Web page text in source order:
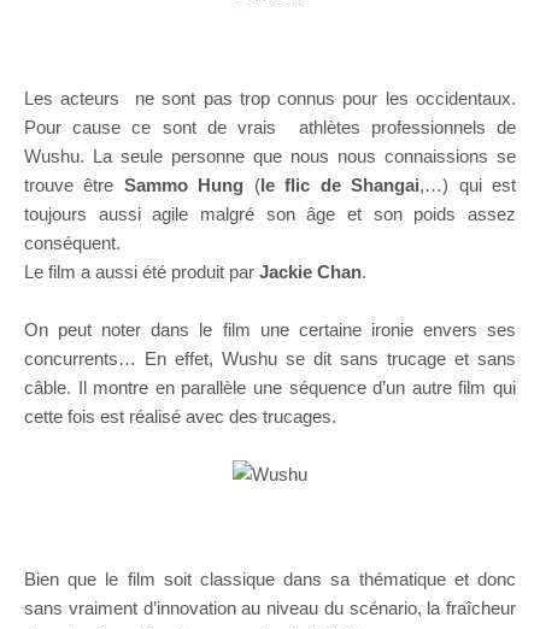
Les acteurs ne sont pas trop connus pour les occidentaux.
Pour cause ce sont de vrais athlètes professionnels de
Wushu. La seule personne que nous nous connaissions se
trouve être Sammo Hung (le flic de Shangai,…) qui est
toujours aussi agile malgré son âge et son poids assez
conséquent.
Le film a aussi été produit par Jackie Chan.
On peut noter dans le film une certaine ironie envers ses
concurrents… En effet, Wushu se dit sans trucage et sans
câble. Il montre en parallèle une séquence d’un autre film qui
cette fois est réalisé avec des trucages.
Bien que le film soit classique dans sa thématique et donc
sans vraiment d’innovation au niveau du scénario, la fraîcheur